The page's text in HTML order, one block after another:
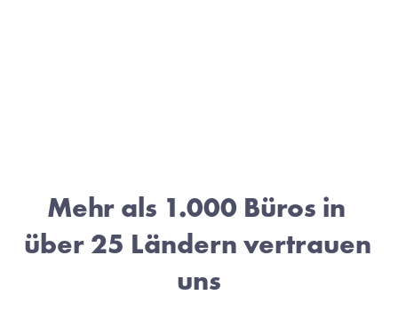
Mehr als 1.000 Büros in
über 25 Ländern vertrauen
uns